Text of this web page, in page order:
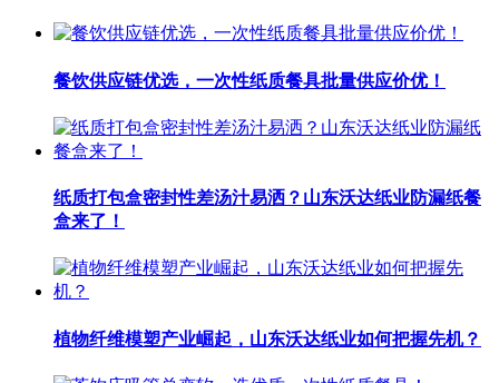
餐饮供应链优选，一次性纸质餐具批量供应价优！
纸质打包盒密封性差汤汁易洒？山东沃达纸业防漏纸餐
盒来了！
植物纤维模塑产业崛起，山东沃达纸业如何把握先机？